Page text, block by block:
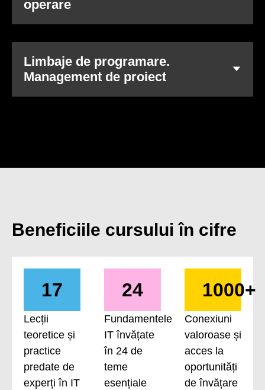
operare
Limbaje de programare.
Management de proiect
Beneficiile cursului în cifre
17
Lecții
teoretice și
practice
predate de
experți în IT
24
Fundamentele
IT învățate
în 24 de
teme
esențiale
1000+
Conexiuni
valoroase și
acces la
oportunități
de învățare